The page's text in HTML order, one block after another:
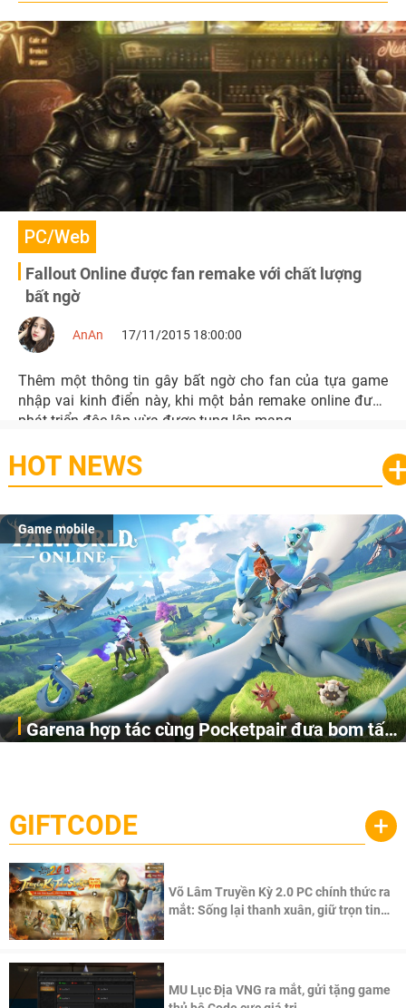
PC/Web
Fallout Online được fan remake với chất lượng
bất ngờ
AnAn 17/11/2015 18:00:00
Thêm một thông tin gây bất ngờ cho fan của tựa game
nhập vai kinh điển này, khi một bản remake online được
phát triển độc lập vừa được tung lên mạng.
HOT NEWS
Game mobile
Garena hợp tác cùng Pocketpair đưa bom tấn
cầu, theo giấy phép chính thức từ công ty game Nhật Bản
Pocketpair, Inc.
GIFTCODE +
Võ Lâm Truyền Kỳ 2.0 PC chính thức ra
mắt: Sống lại thanh xuân, giữ trọn tinh
MU Lục Địa VNG ra mắt, gửi tặng game